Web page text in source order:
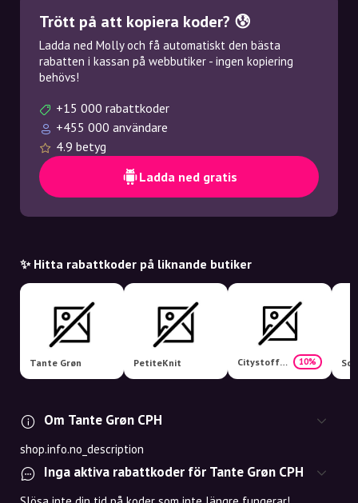
Trött på att kopiera koder? 😰
Ladda ned Molly och få automatiskt den bästa
rabatten i kassan på webbutiker - ingen kopiering
behövs!
+15 000 rabattkoder
+455 000 användare
4.9 betyg
Ladda ned gratis
✨ Hitta rabattkoder på liknande butiker
Tante Grøn PetiteKnit Citystoffer 10%
Om Tante Grøn CPH
shop.info.no_description
Inga aktiva rabattkoder för Tante Grøn CPH